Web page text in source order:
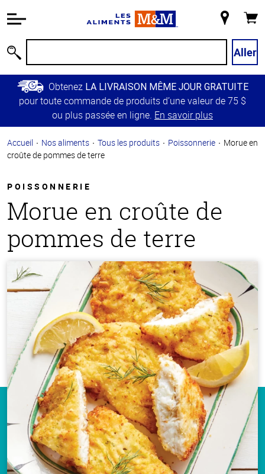
relative à
Passer
contenu
principal
Retour à
principale
magasin
Aller
Obtenez LA LIVRAISON MÊME JOUR GRATUITE
pour toute commande de produits d’une valeur de 75 $
ou plus passée en ligne. En savoir plus
Accueil Nos aliments Tous les produits Poissonnerie
Morue en
croûte de pommes de terre
POISSONNERIE
Morue en croûte de
pommes de terre